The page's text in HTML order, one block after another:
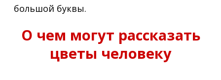
большой буквы.
О чем могут рассказать
цветы человеку